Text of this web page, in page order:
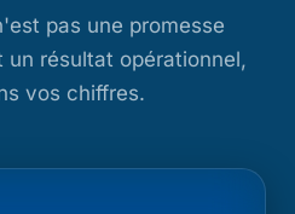
pas une promesse
résultat opérationnel,
vos chiffres.